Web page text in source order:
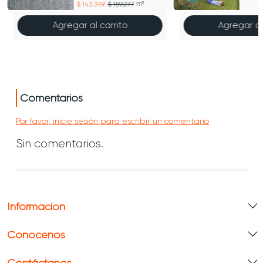
143.349 159.277 m²
Agregar al carrito Agregar
Comentarios
Por favor, inicie sesión para escribir un comentario
Sin comentarios.
Información
Conócenos